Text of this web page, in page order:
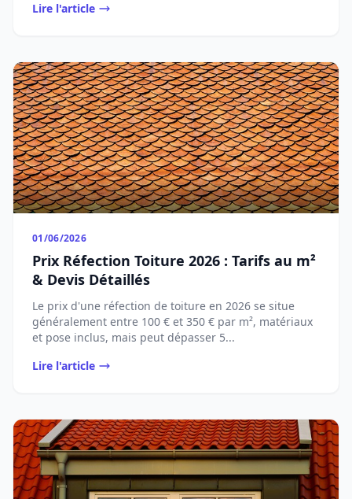
Lire l'article
01/06/2026
Prix Réfection Toiture 2026 : Tarifs au m²
& Devis Détaillés
Le prix d'une réfection de toiture en 2026 se situe
généralement entre 100 € et 350 € par m², matériaux
et pose inclus, mais peut dépasser 5...
Lire l'article